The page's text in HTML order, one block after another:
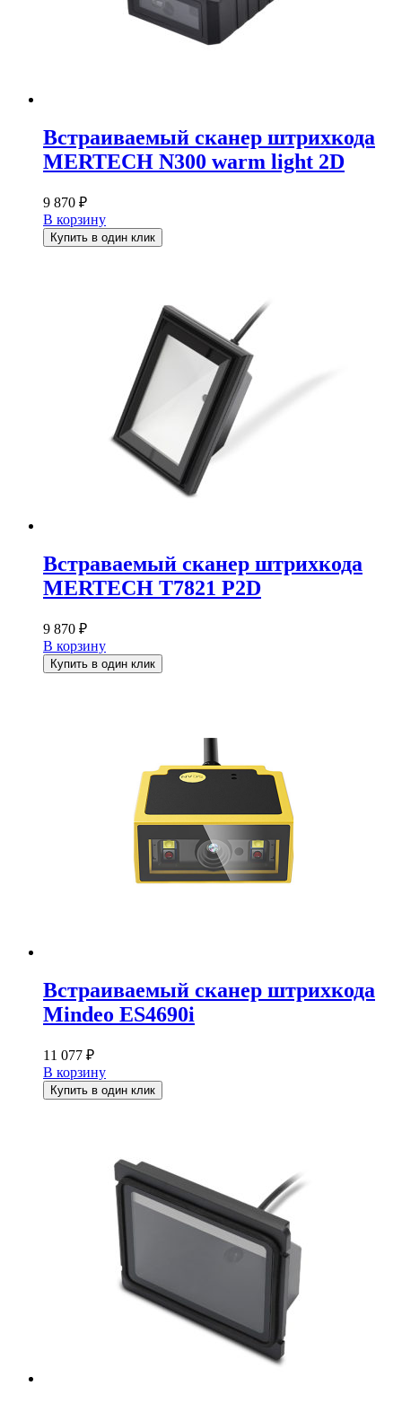
Встраиваемый сканер штрихкода
MERTECH N300 warm light 2D
9 870 ₽
В корзину
Купить в один клик
Встраваемый сканер штрихкода
MERTECH T7821 P2D
9 870 ₽
В корзину
Купить в один клик
Встраиваемый сканер штрихкода
Mindeo ES4690i
11 077 ₽
В корзину
Купить в один клик